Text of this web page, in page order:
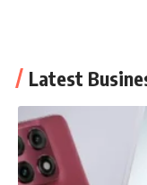
Latest